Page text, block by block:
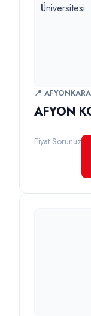
📍
AFYON
Fiyat Sorunuz